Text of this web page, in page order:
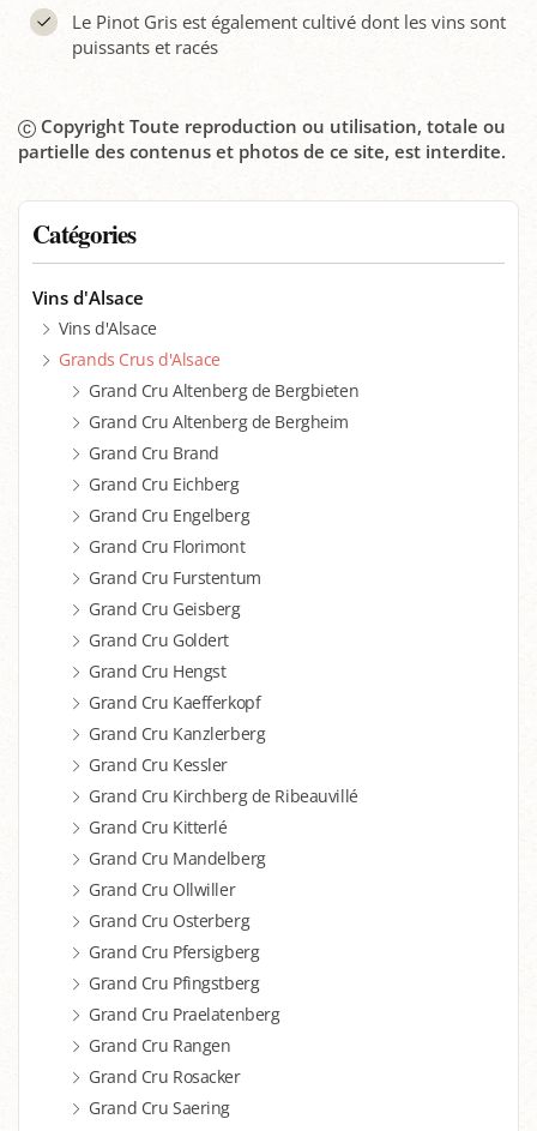
Catégories
Vins d'Alsace
Vins d'Alsace
Grands Crus d'Alsace
Grand Cru Altenberg de Bergbieten
Grand Cru Altenberg de Bergheim
Grand Cru Brand
Grand Cru Eichberg
Grand Cru Engelberg
Grand Cru Florimont
Grand Cru Furstentum
Grand Cru Geisberg
Grand Cru Goldert
Grand Cru Hengst
Grand Cru Kaefferkopf
Grand Cru Kanzlerberg
Grand Cru Kessler
Grand Cru Kirchberg de Ribeauvillé
Grand Cru Kitterlé
Grand Cru Mandelberg
Grand Cru Ollwiller
Grand Cru Osterberg
Grand Cru Pfersigberg
Grand Cru Pfingstberg
Grand Cru Praelatenberg
Grand Cru Rangen
Grand Cru Rosacker
Grand Cru Saering
Le Pinot Gris est également cultivé dont les vins sont
puissants et racés
Copyright Toute reproduction ou utilisation, totale ou
partielle des contenus et photos de ce site, est interdite.